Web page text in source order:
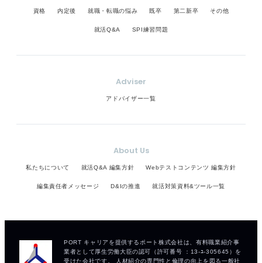
資格 内定後 就職・転職の悩み 既卒 第二新卒 その他
就活Q&A SPI練習問題
Adviser
アドバイザー一覧
About Us
私たちについて 就活Q&A 編集方針 Webテストコンテンツ 編集方針
編集責任者メッセージ D&Iの推進 就活対策資料&ツール一覧